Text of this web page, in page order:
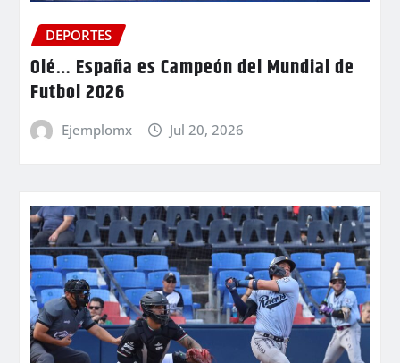
DEPORTES
Olé… España es Campeón del Mundial de
Futbol 2026
Ejemplomx Jul 20, 2026